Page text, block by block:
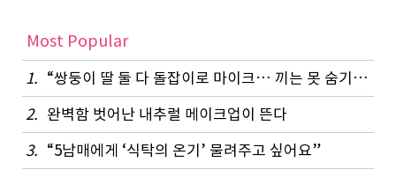
Most Popular
1.
“쌍둥이 딸 둘 다 돌잡이로 마이크… 끼는 못 숨기나 봐요”
2. 완벽함 벗어난 내추럴 메이크업이 뜬다
3. “5남매에게 ‘식탁의 온기’ 물려주고 싶어요”